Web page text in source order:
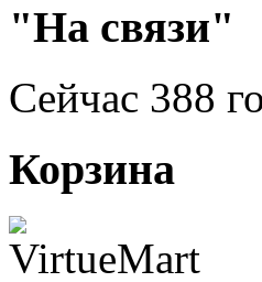
"На связи"
Сейчас 388
Корзина